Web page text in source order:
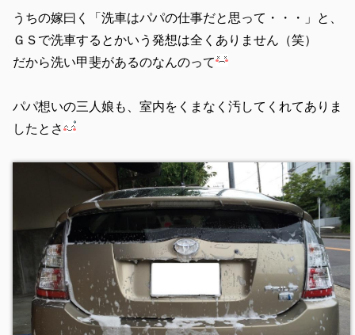
うちの嫁曰く「洗車はパパの仕事だと思って・・・」と、
ＧＳで洗車するとかいう発想は全くありません（笑）
だから洗い甲斐があるのなんのって
パパ想いの三人娘も、室内をくまなく汚してくれてありま
したとさ